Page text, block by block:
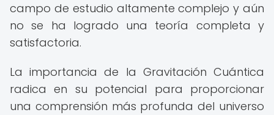
campo de estudio altamente complejo y aún
no se ha logrado una teoría completa y
satisfactoria.
La importancia de la Gravitación Cuántica
radica en su potencial para proporcionar
una comprensión más profunda del universo